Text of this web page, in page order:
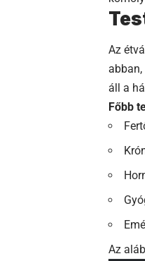
Az
áll a
Főbb
Az